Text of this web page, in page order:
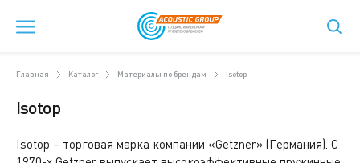
Главная Каталог Материалы по брендам Isotop
Isotop
Isotop – торговая марка компании «Getzner» (Германия). С